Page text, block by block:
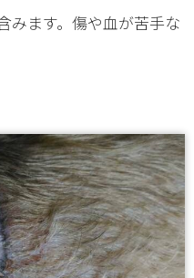
みます。傷や血が苦手な